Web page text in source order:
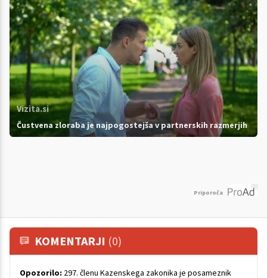
Vizita.si
Čustvena zloraba je najpogostejša v partnerskih razmerjih
Priporoča
KOMENTARJI (0)
Opozorilo: 297. členu Kazenskega zakonika je posameznik